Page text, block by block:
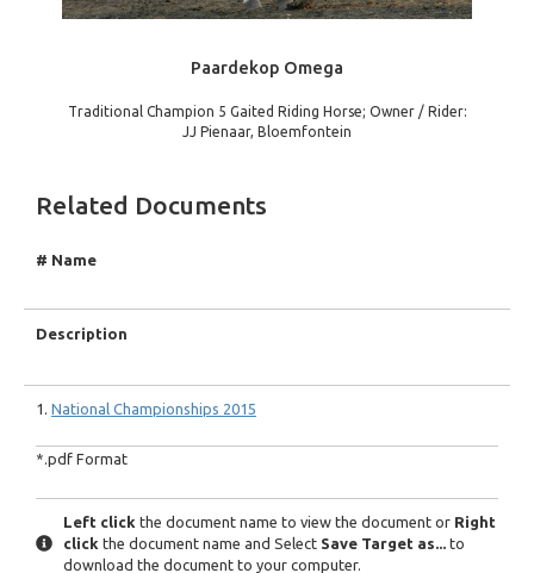
Paardekop Omega
Traditional Champion 5 Gaited Riding Horse; Owner / Rider:
JJ Pienaar, Bloemfontein
Related Documents
# Name
Description
1. National Championships 2015
*.pdf Format
Left click the document name to view the document or Right
click the document name and Select Save Target as...
to
download the document to your computer.